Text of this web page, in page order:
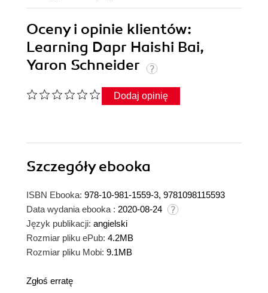
Oceny i opinie klientów:
Learning Dapr Haishi Bai,
Yaron Schneider
Dodaj opinię
Szczegółyebooka
ISBN Ebooka: 978-10-981-1559-3, 9781098115593
Data wydania ebooka : 2020-08-24
Język publikacji: angielski
Rozmiar pliku ePub: 4.2MB
Rozmiar pliku Mobi: 9.1MB
Zgłoś erratę